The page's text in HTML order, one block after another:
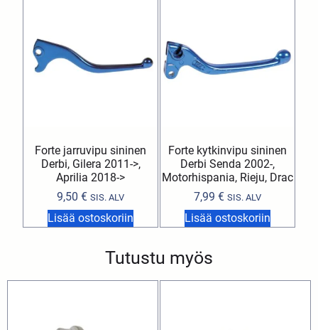
Forte jarruvipu sininen
Derbi, Gilera 2011->,
Aprilia 2018->
9,50€ SIS. ALV
Lisää ostoskoriin
Forte kytkinvipu sininen
Derbi Senda 2002-,
Motorhispania, Rieju, Drac
7,99 € SIS. ALV
Lisää ostoskoriin
Tutustu myös